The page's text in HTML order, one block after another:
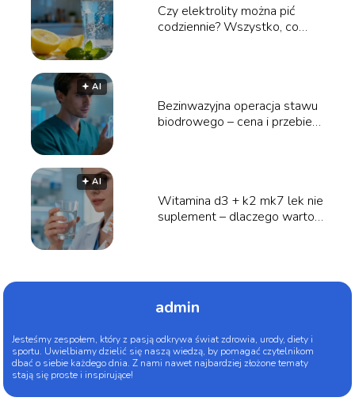
Czy elektrolity można pić
codziennie? Wszystko, co
🟅 AI
Bezinwazyjna operacja stawu
biodrowego – cena i przebieg
🟅 AI
Witamina d3 + k2 mk7 lek nie
suplement – dlaczego warto
admin
Jesteśmy zespołem, który z pasją odkrywa świat zdrowia, urody, diety i
sportu. Uwielbiamy dzielić się naszą wiedzą, by pomagać czytelnikom
dbać o siebie każdego dnia. Z nami nawet najbardziej złożone tematy
stają się proste i inspirujące!